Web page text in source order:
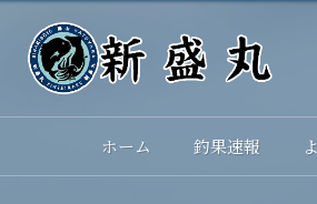
ホーム 釣果速報